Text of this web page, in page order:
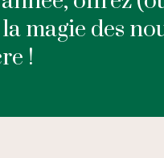
magie des
!